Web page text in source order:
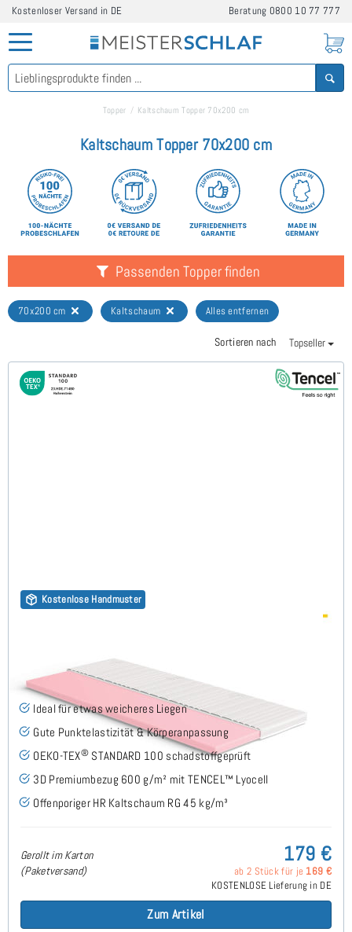
Kostenloser Versand in DE Beratung 0800 10 77 777
Topper Kaltschaum Topper 70x200 cm
Kaltschaum Topper 70x200 cm
Passenden Topper finden
70x200 cm Kaltschaum Alles entfernen
Sortieren nach Topseller
Kostenlose Handmuster
70x200 cm
Ideal für etwas weicheres Liegen
Gute Punktelastizität & Körperanpassung
OEKO-TEX® STANDARD 100 schadstoffgeprüft
3D Premiumbezug 600 g/m² mit TENCEL™ Lyocell
Offenporiger HR Kaltschaum RG 45 kg/m³
Gerollt im Karton
(Paketversand)
179 €
ab 2 Stück für je 169 €
KOSTENLOSE Lieferung in DE
Zum Artikel